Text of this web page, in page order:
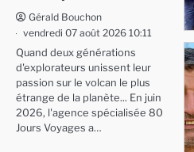
Gérald Bouchon
vendredi 07 août 2026 10:11
Quand deux générations
d'explorateurs unissent leur
passion sur le volcan le plus
étrange de la planète... En juin
2026, l'agence spécialisée 80
Jours Voyages a…